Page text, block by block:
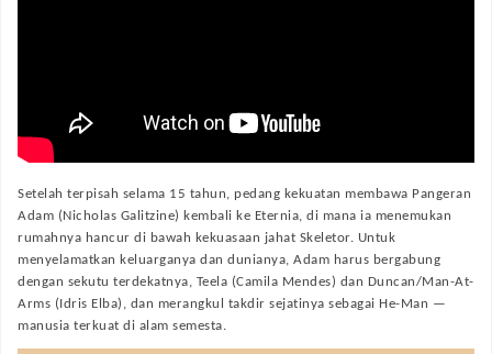
Setelah terpisah selama 15 tahun, pedang kekuatan membawa Pangeran
Adam (Nicholas Galitzine) kembali ke Eternia, di mana ia menemukan
rumahnya hancur di bawah kekuasaan jahat Skeletor. Untuk
menyelamatkan keluarganya dan dunianya, Adam harus bergabung
dengan sekutu terdekatnya, Teela (Camila Mendes) dan Duncan/Man-At-
Arms (Idris Elba), dan merangkul takdir sejatinya sebagai He-Man —
manusia terkuat di alam semesta.